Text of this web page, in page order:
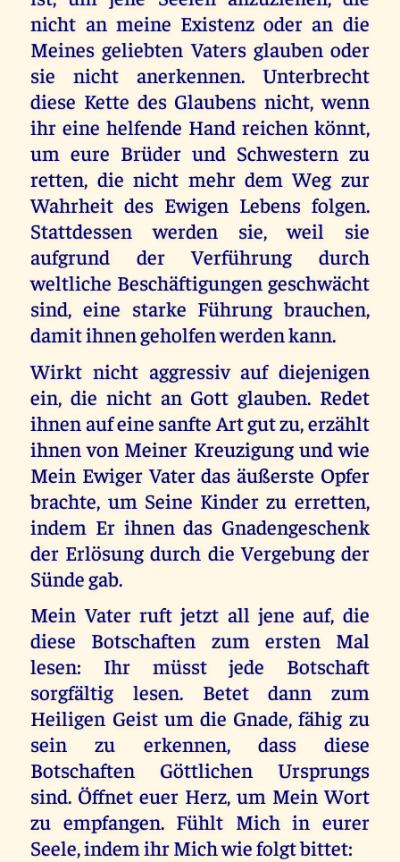
nicht an meine Existenz oder an die
Meines geliebten Vaters glauben oder
sie nicht anerkennen. Unterbrecht
diese Kette des Glaubens nicht, wenn
ihr eine helfende Hand reichen könnt,
um eure Brüder und Schwestern zu
retten, die nicht mehr dem Weg zur
Wahrheit des Ewigen Lebens folgen.
Stattdessen werden sie, weil sie
aufgrund der Verführung durch
weltliche Beschäftigungen geschwächt
sind, eine starke Führung brauchen,
damit ihnen geholfen werden kann.
Wirkt nicht aggressiv auf diejenigen
ein, die nicht an Gott glauben. Redet
ihnen auf eine sanfte Art gut zu, erzählt
ihnen von Meiner Kreuzigung und wie
Mein Ewiger Vater das äußerste Opfer
brachte, um Seine Kinder zu erretten,
indem Er ihnen das Gnadengeschenk
der Erlösung durch die Vergebung der
Sünde gab.
Mein Vater ruft jetzt all jene auf, die
diese Botschaften zum ersten Mal
lesen: Ihr müsst jede Botschaft
sorgfältig lesen. Betet dann zum
Heiligen Geist um die Gnade, fähig zu
sein zu erkennen, dass diese
Botschaften Göttlichen Ursprungs
sind. Öffnet euer Herz, um Mein Wort
zu empfangen. Fühlt Mich in eurer
Seele, indem ihr Mich wie folgt bittet: